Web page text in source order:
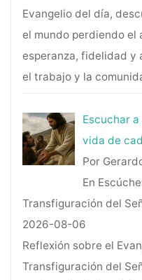
Evangelio del día,
el mundo perdiendo el
esperanza, fidelidad y
el trabajo y la
Escuchar
vida de
Por
En
Transfiguración del
2026-08-06
Reflexión sobre el
Transfiguración del